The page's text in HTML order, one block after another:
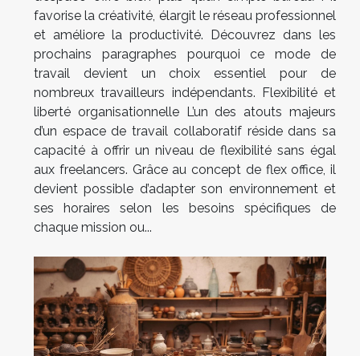
favorise la créativité, élargit le réseau professionnel
et améliore la productivité. Découvrez dans les
prochains paragraphes pourquoi ce mode de
travail devient un choix essentiel pour de
nombreux travailleurs indépendants. Flexibilité et
liberté organisationnelle L’un des atouts majeurs
d’un espace de travail collaboratif réside dans sa
capacité à offrir un niveau de flexibilité sans égal
aux freelancers. Grâce au concept de flex office, il
devient possible d’adapter son environnement et
ses horaires selon les besoins spécifiques de
chaque mission ou...